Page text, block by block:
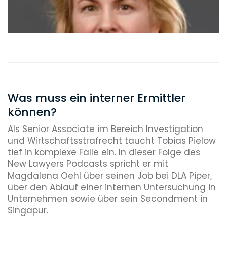
Was muss ein interner Ermittler
können?
Als Senior Associate im Bereich Investigation
und Wirtschaftsstrafrecht taucht Tobias Pielow
tief in komplexe Fälle ein. In dieser Folge des
New Lawyers Podcasts spricht er mit
Magdalena Oehl über seinen Job bei DLA Piper,
über den Ablauf einer internen Untersuchung in
Unternehmen sowie über sein Secondment in
Singapur.